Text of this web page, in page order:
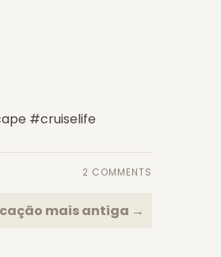
#cruiselife
2 COMMENTS
mais antiga →